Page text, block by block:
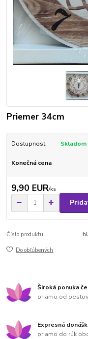
Priemer 34cm
Dostupnosť Skladom
Konečná cena
9,90 EUR/ks
Číslo produktu:
Do obľúbených
Široká ponuka
priamo od
Expresná
priamo do rúk